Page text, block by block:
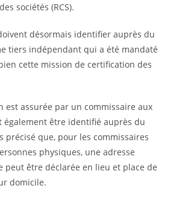
sociétés (RCS).
désormais identifier auprès du
tiers indépendant qui a été mandaté
cette mission de certification des
est assurée par un commissaire aux
également être identifié auprès du
précisé que, pour les commissaires
physiques, une adresse
peut être déclarée en lieu et place de
domicile.